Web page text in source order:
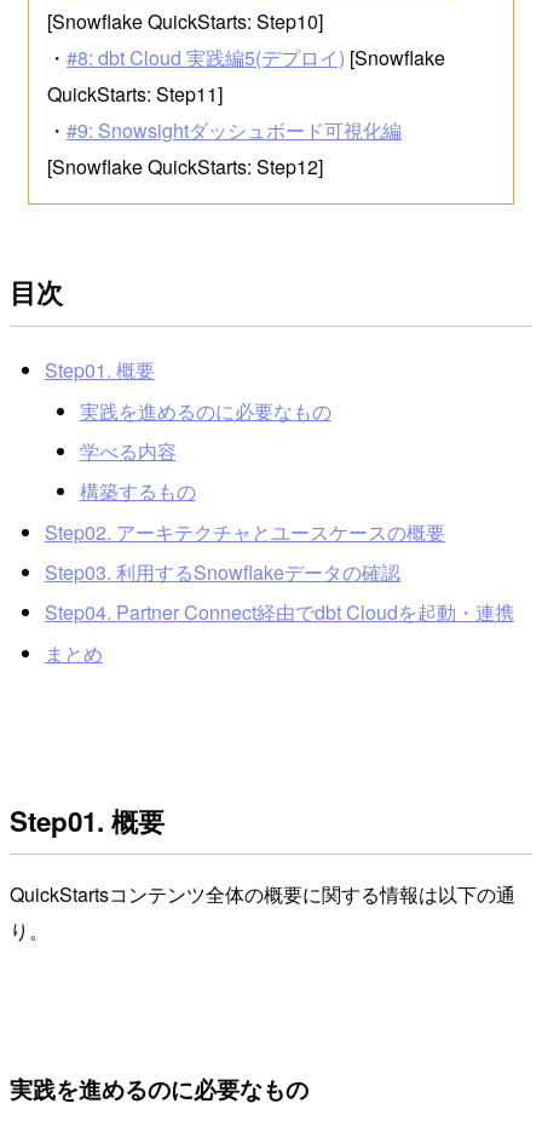
[Snowflake QuickStarts: Step10]
・ #8: dbt Cloud 実践編5(デプロイ) [Snowflake
QuickStarts: Step11]
・ #9: Snowsightダッシュボード可視化編
[Snowflake QuickStarts: Step12]
目次
Step01. 概要
実践を進めるのに必要なもの
学べる内容
構築するもの
Step02. アーキテクチャとユースケースの概要
Step03. 利用するSnowflakeデータの確認
Step04. Partner Connect経由でdbt Cloudを起動・連携
まとめ
Step01. 概要
QuickStartsコンテンツ全体の概要に関する情報は以下の通
り。
実践を進めるのに必要なもの